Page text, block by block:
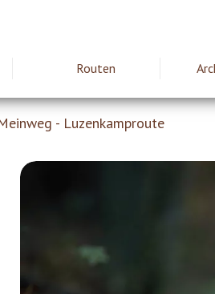
Routen
- Luzenkamproute